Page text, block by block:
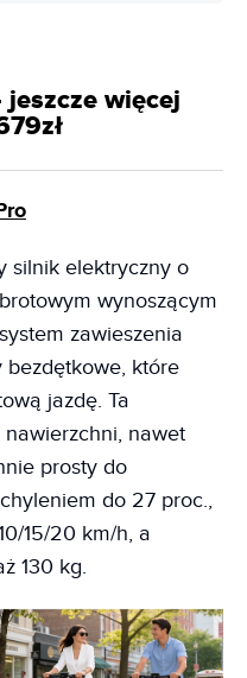
więcej
silnik elektryczny o
wynoszącym
zawieszenia
bezdętkowe, które
jazdę. Ta
nawet
prosty do
do 27 proc.,
15/20 km/h, a
130 kg.